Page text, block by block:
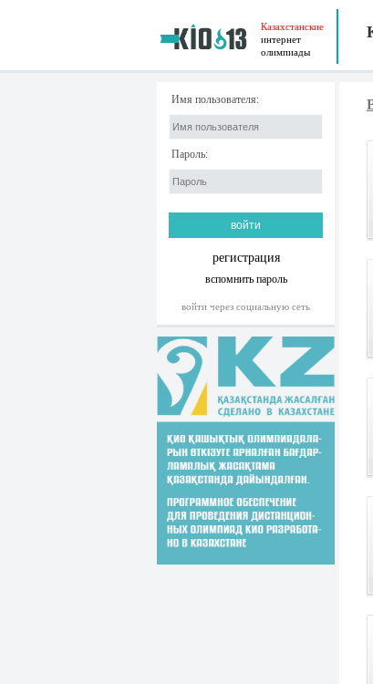
Казахстанские
интернет
олимпиады
Имя пользователя:
Пароль:
регистрация
вспомнить пароль
войти через социальную сеть